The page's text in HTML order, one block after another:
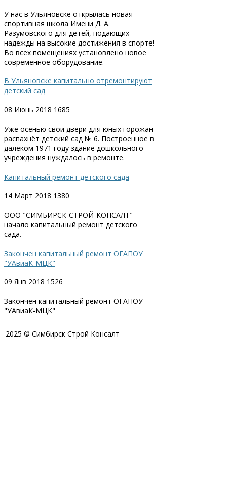
У нас в Ульяновске открылась новая
спортивная школа Имени Д. А.
Разумовского для детей, подающих
надежды на высокие достижения в спорте!
Во всех помещениях установлено новое
современное оборудование.
В Ульяновске капитально отремонтируют
детский сад
08 Июнь 2018 1685
Уже осенью свои двери для юных горожан
распахнёт детский сад № 6. Построенное в
далёком 1971 году здание дошкольного
учреждения нуждалось в ремонте.
Капитальный ремонт детского сада
14 Март 2018 1380
ООО "СИМБИРСК-СТРОЙ-КОНСАЛТ"
начало капитальный ремонт детского
сада.
Закончен капитальный ремонт ОГАПОУ
"УАвиаК-МЦК"
09 Янв 2018 1526
Закончен капитальный ремонт ОГАПОУ
"УАвиаК-МЦК"
2025 © Симбирск Строй Консалт